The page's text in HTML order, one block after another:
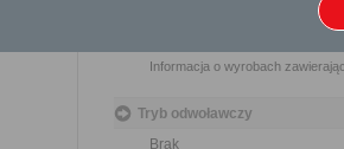
Informacja o wyrobach
Tryb odwoławczy
Brak